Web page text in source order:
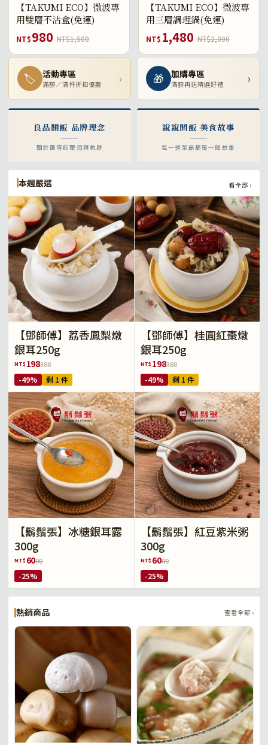
【TAKUMI ECO】微波專
用雙層不沾盒(免運)
NT$980 NT$1,500
【TAKUMI ECO】微波專
用三層調理鍋(免運)
NT$ 1,480 NT$2,000
🏷 活動專區
滿額／滿件折扣優惠 › 🎁 加購專區
滿額再送精選好禮 ›
良品開飯 品牌理念
關於團隊的理想與軌跡
說說開飯 美食故事
每一道菜餚都是一個故事
本週嚴選 看全部 ›
【鄧師傅】荔香鳳梨燉
銀耳250g
NT$ 198388
-49% 剩 1 件
【鄧師傅】桂圓紅棗燉
銀耳250g
NT$ 198388
-49% 剩 1 件
【鬍鬚張】冰糖銀耳露
300g
NT$ 6080
-25%
【鬍鬚張】紅豆紫米粥
300g
NT$ 6080
-25%
熱銷商品 查看全部 ›